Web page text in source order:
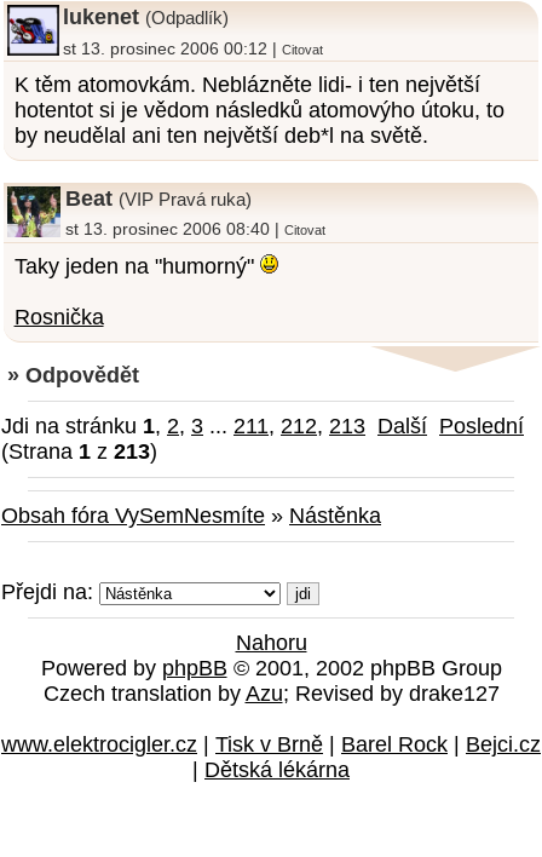
lukenet (Odpadlík)
st 13. prosinec 2006 00:12 |Citovat
K těm atomovkám. Neblázněte lidi- i ten největší
hotentot si je vědom následků atomovýho útoku, to
by neudělal ani ten největší deb*l na světě.
Beat (VIP Pravá ruka)
st 13. prosinec 2006 08:40 | Citovat
Taky jeden na "humorný"
Rosnička
» Odpovědět
Jdi na stránku 1, 2, 3 ... 211, 212, 213 Další Poslední
(Strana 1 z 213)
Obsah fóra VySemNesmíte » Nástěnka
Přejdi na:
Nahoru
Powered by phpBB © 2001, 2002 phpBB Group
Czech translation by Azu; Revised by drake127
www.elektrocigler.cz Tisk v Brně Barel Rock
Bejci.cz
Dětská lékárna